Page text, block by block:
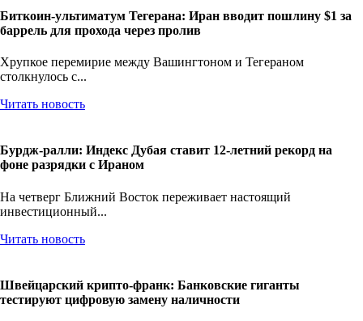
Биткоин-ультиматум Тегерана: Иран вводит пошлину $1 за
баррель для прохода через пролив
Хрупкое перемирие между Вашингтоном и Тегераном
столкнулось с...
Читать новость
Бурдж-ралли: Индекс Дубая ставит 12-летний рекорд на
фоне разрядки с Ираном
На четверг Ближний Восток переживает настоящий
инвестиционный...
Читать новость
Швейцарский крипто-франк: Банковские гиганты
тестируют цифровую замену наличности